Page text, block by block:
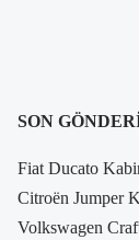
SON
Fiat Ducato
Citroën Jumper
Volkswagen